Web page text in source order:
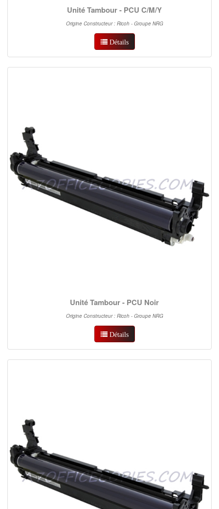
Unité Tambour - PCU C/M/Y
Origine Constructeur : Ricoh - Groupe NRG
Détails
Unité Tambour - PCU Noir
Origine Constructeur : Ricoh - Groupe NRG
Détails